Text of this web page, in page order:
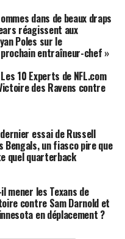
au premier tour du
toujours été considéré
énorme. Après
en tant que
de briller sur le
à dire que son
faire des Packers un
à venir.
d’Autres
observateurs le
comme Patrick
également commencé
dans de beaux draps
réagissent aux
Poles sur le
entraîneur-chef »
10 Experts de NFL.com
des Ravens contre
essai de Russell
Bengals, un fiasco pire que
quel quarterback
mener les Texans de
contre Sam Darnold et
en déplacement ?